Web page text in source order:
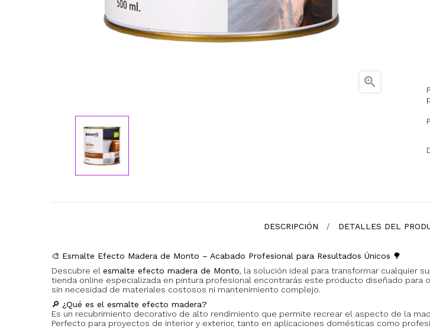

DESCRIPCIÓN DETALLES DEL
🎨 Esmalte Efecto Madera de Monto – Acabado Profesional para Resultados Únicos 🌳
Descubre el esmalte efecto madera de Monto, la solución ideal para transformar cualquier
tienda online especializada en pintura profesional encontrarás este producto diseñado
sin necesidad de materiales costosos ni mantenimiento complejo.
🔎 ¿Qué es el esmalte efecto madera?
Es un recubrimiento decorativo de alto rendimiento que permite recrear el aspecto de la
Perfecto para proyectos de interior y exterior, tanto en aplicaciones domésticas como